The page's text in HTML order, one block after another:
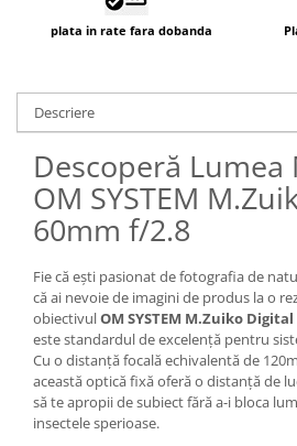
plata in rate fara dobanda
Descriere
Descoperă Lumea
OM SYSTEM
60mm f/2.8
Fie că ești pasionat de fotografia de
că ai nevoie de imagini de produs la o
obiectivulOM SYSTEM M.Zuiko
este standardul de excelență pentru
Cu o distanță focală echivalentă de
această optică fixă oferă o distanță de
să te apropii de subiect fără a-i bloca
insectele sperioase.